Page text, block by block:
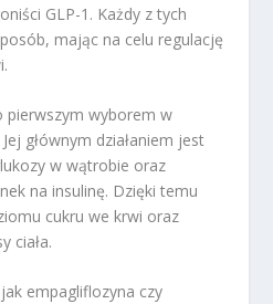
GLP-1. Każdy z tych
mając na celu regulację
pierwszym wyborem w
głównym działaniem jest
w wątrobie oraz
na insulinę. Dzięki temu
cukru we krwi oraz
ciała.
empagliflozyna czy